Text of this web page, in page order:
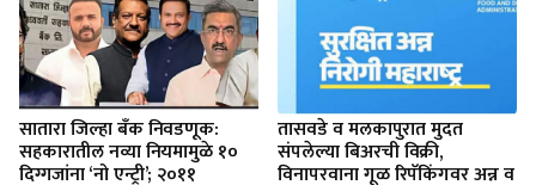
सातारा जिल्हा बँक निवडणूक:
सहकारातील नव्या नियमामुळे १०
दिग्गजांना ‘नो एन्ट्री’; २०११
तासवडे व मलकापुरात मुदत
संपलेल्या बिअरची विक्री,
विनापरवाना गूळ रिपॅकिंगवर अन्न व